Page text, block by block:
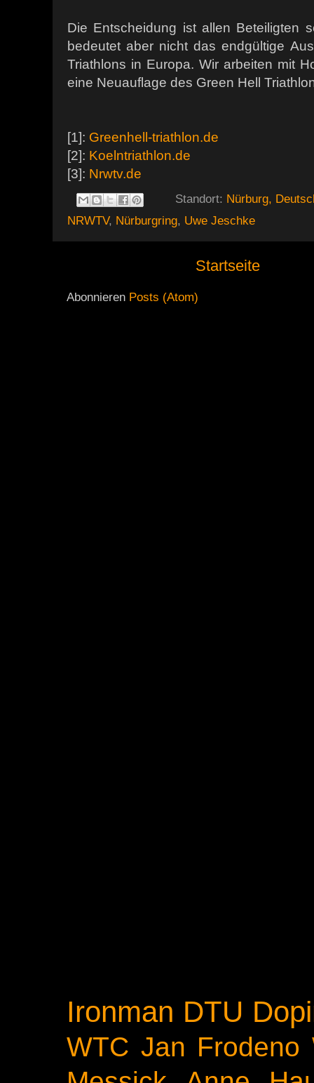
Die Entscheidung ist allen Beteiligten
bedeutet aber nicht das endgültige
Triathlons in Europa. Wir arbeiten mit
eine Neuauflage des Green Hell
[1]: Greenhell-triathlon.de
[2]: Koelntriathlon.de
[3]: Nrwtv.de
Standort: Nürburg,
NRWTV, Nürburgring, Uwe Jeschke
Startseite
Abonnieren Posts (Atom)
Ironman DTU
WTC Jan Frodeno